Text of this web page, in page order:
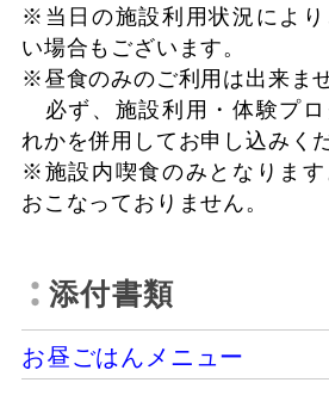
※当日の施設利用状況によ
い場合もございます。
※昼食のみのご利用は出来ませ
必ず、施設利用・体験プロ
れかを併用してお申し込みく
※施設内喫食のみとなりま
おこなっておりません。
添付書類
お昼ごはんメニュー